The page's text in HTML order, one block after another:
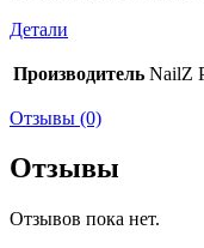
Детали
Производитель NailZ
Отзывы (0)
Отзывы
Отзывов пока нет.